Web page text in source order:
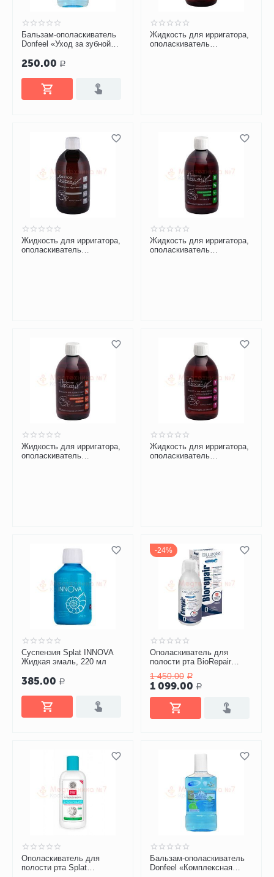
Бальзам-ополаскиватель
Donfeel «Уход за зубной
250.00 Р
Жидкость для ирригатора,
ополаскиватель
Жидкость для ирригатора,
ополаскиватель
Жидкость для ирригатора,
ополаскиватель
Жидкость для ирригатора,
ополаскиватель
Жидкость для ирригатора,
ополаскиватель
Суспензия Splat INNOVA
Жидкая эмаль, 220 мл
385.00 Р
24%
Ополаскиватель для
полости рта BioRepair
Mouthwash, 500 мл
1 450.00 Р
1 099.00 Р
Ополаскиватель для
полости рта Splat
Бальзам-ополаскиватель
Donfeel «Комплексная